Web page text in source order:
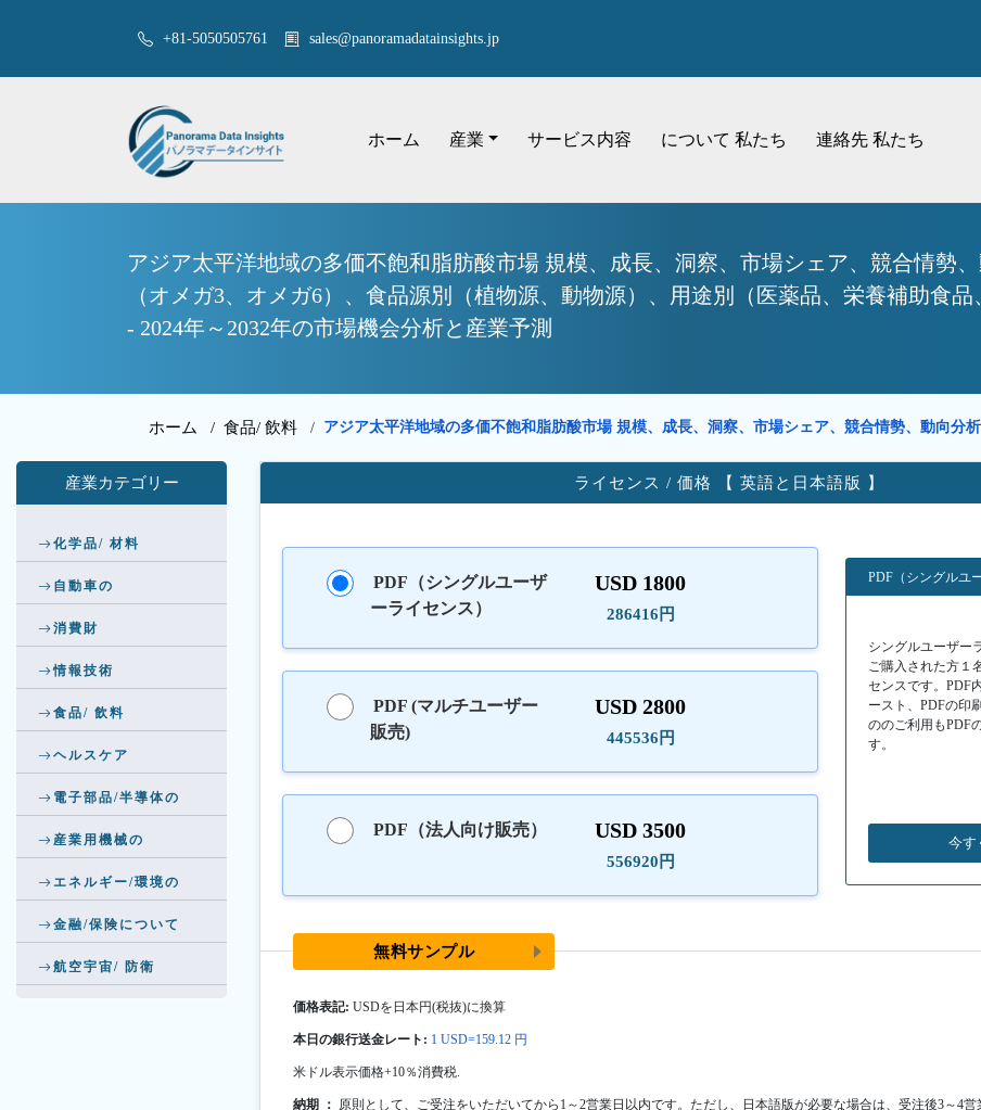
+81-5050505761 sales@panoramadatainsights.jp
ホーム 産業 サービス内容 について 私たち 連絡先 私たち
アジア太平洋地域の多価不飽和脂肪酸市場 規模、成長、洞察、市場シェア、競合情勢
（オメガ3、オメガ6）、食品源別（植物源、動物源）、用途別（医薬品、栄養補助食
- 2024年～2032年の市場機会分析と産業予測
ホーム / 食品/ 飲料 / アジア太平洋地域の多価不飽和脂肪酸市場 規模、成長、洞察、市場シェア、競合情勢、動向分
産業カテゴリー
化学品/ 材料
自動車の
消費財
情報技術
食品/ 飲料
ヘルスケア
電子部品/半導体の
産業用機械の
エネルギー/環境の
金融/保険について
航空宇宙/ 防衛
ライセンス / 価格 【 英語と日本語版 】
PDF（シングルユーザ
ーライセンス）
USD 1800
286416円
PDF (マルチユーザー
販売)
USD 2800
445536円
PDF（法人向け販売） USD 3500
556920円
PDF（シングルユ
シングルユーザー
ご購入された方１
センスです。PDF
ースト、PDFの印
ののご利用もPDF
す。
今す
無料サンプル
価格表記: USDを日本円(税抜)に換算
本日の銀行送金レート: 1 USD=159.12 円
米ドル表示価格+10％消費税.
納期 ： 原則として、ご受注をいただいてから1～2営業日以内です。ただし、日本語版が必要な場合は、受注後3～4営